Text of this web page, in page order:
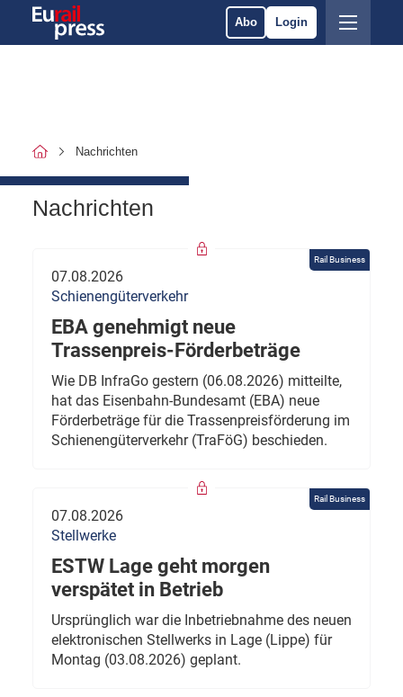
Abo Login
Nachrichten
Nachrichten
Rail Business
07.08.2026
Schienengüterverkehr
EBA genehmigt neue
Trassenpreis-Förderbeträge
Wie DB InfraGo gestern (06.08.2026) mitteilte,
hat das Eisenbahn-Bundesamt (EBA) neue
Förderbeträge für die Trassenpreisförderung im
Schienengüterverkehr (TraFöG) beschieden.
Rail Business
07.08.2026
Stellwerke
ESTW Lage geht morgen
verspätet in Betrieb
Ursprünglich war die Inbetriebnahme des neuen
elektronischen Stellwerks in Lage (Lippe) für
Montag (03.08.2026) geplant.